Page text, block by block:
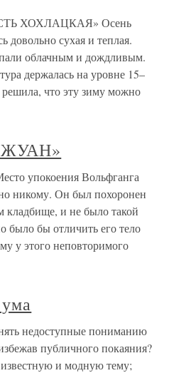
ХОХЛАЦКАЯ» Осень
довольно сухая и теплая.
облачным и дождливым.
держалась на уровне 15–
что эту зиму можно
упокоения Вольфганга
никому. Он был похоронен
кладбище, и не было такой
было бы отличить его тело
у этого неповторимого
недоступные пониманию
публичного покаяния?
и модную тему;